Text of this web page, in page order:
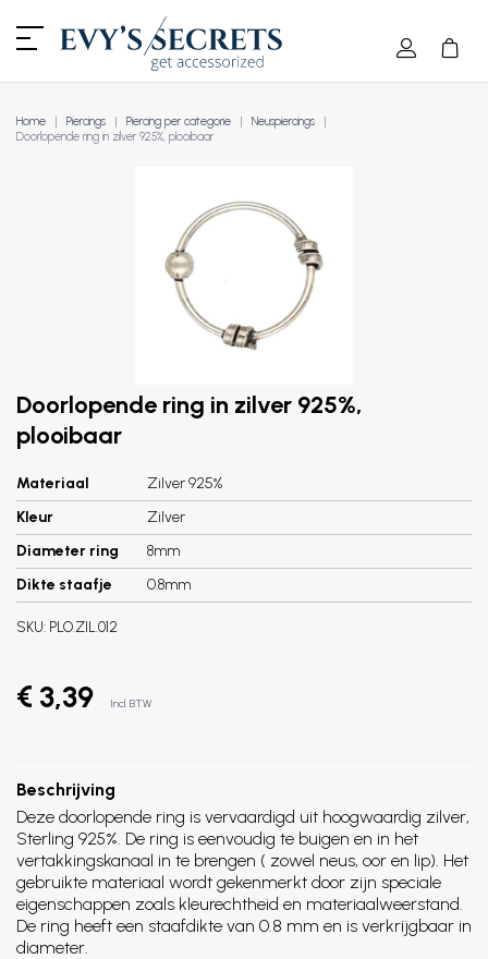
Home Piercings Piercing per categorie
Neuspiercings
Doorlopende ring in zilver 925%, plooibaar
Doorlopende ring in zilver 925%,
plooibaar
Materiaal
Zilver 925%
Kleur
Zilver
Diameter ring
8mm
Dikte staafje
0.8mm
SKU: PLO.ZIL.012
€ 3,39 Incl. BTW
Beschrijving
Deze doorlopende ring is vervaardigd uit hoogwaardig zilver,
Sterling 925%. De ring is eenvoudig te buigen en in het
vertakkingskanaal in te brengen ( zowel neus, oor en lip). Het
gebruikte materiaal wordt gekenmerkt door zijn speciale
eigenschappen zoals kleurechtheid en materiaalweerstand.
De ring heeft een staafdikte van 0.8 mm en is verkrijgbaar in
diameter.